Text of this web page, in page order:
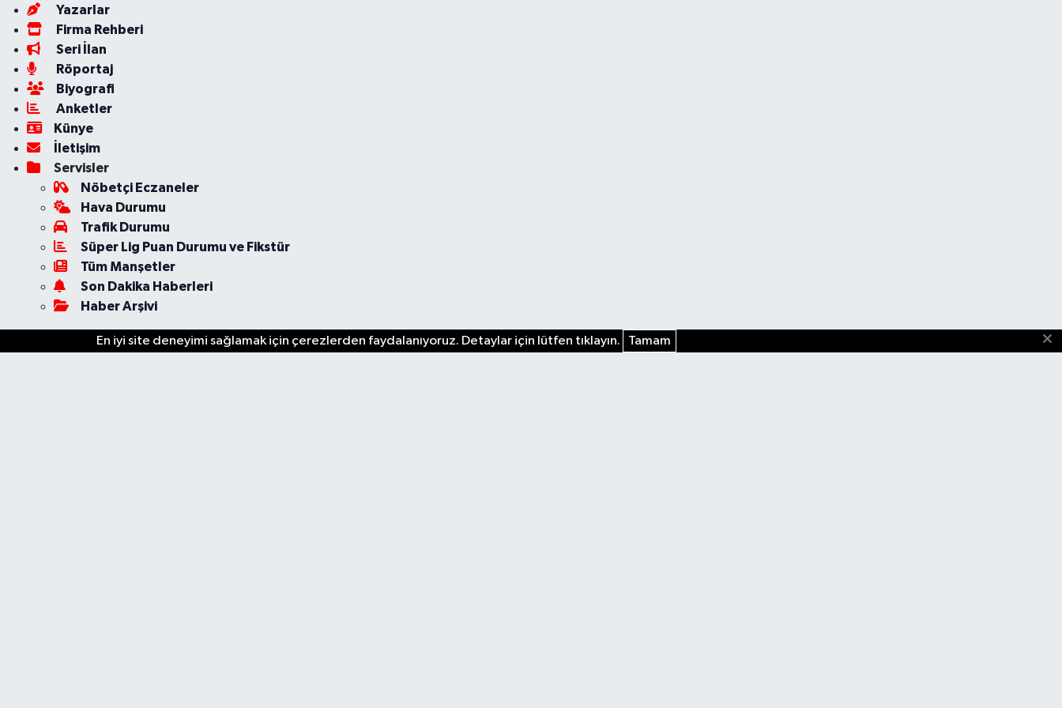
Yazarlar
Firma Rehberi
Seri İlan
Röportaj
Biyografi
Anketler
Künye
İletişim
Servisler
Nöbetçi Eczaneler
Hava Durumu
Trafik Durumu
Süper Lig Puan Durumu ve Fikstür
Tüm Manşetler
Son Dakika Haberleri
Haber Arşivi
En iyi site deneyimi sağlamak için çerezlerden faydalanıyoruz. Detaylar için lütfen tıklayın. Tamam